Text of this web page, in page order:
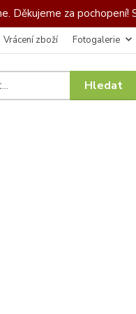
Děkujeme za
Vrácení zboží Fotogalerie
Hledat